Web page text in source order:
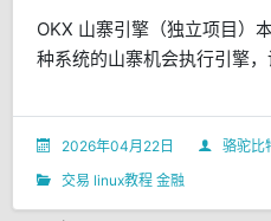
OKX 山寨引擎（独立项目）
种系统的山寨机会执行引擎
2026年04月22日 骆驼比
交易 linux教程 金融